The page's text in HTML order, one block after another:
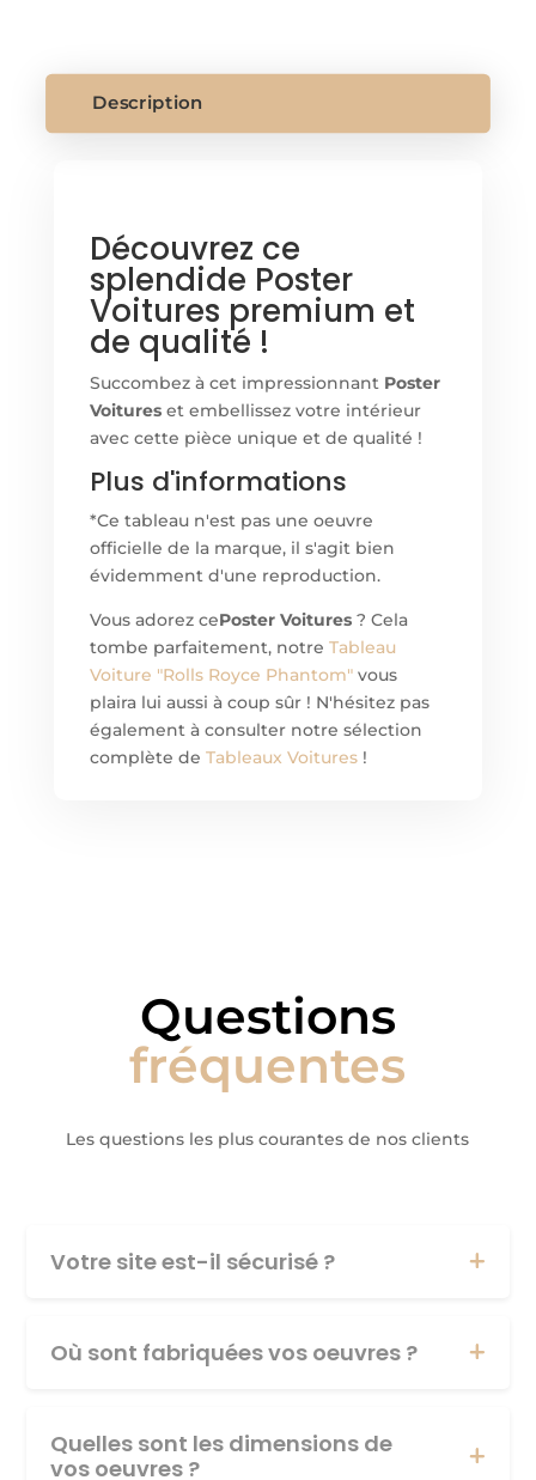
Description
Découvrez ce
splendide Poster
Voitures premium et
de qualité !
Succombez à cet impressionnant Poster
Voitureset embellissez votre intérieur
avec cette pièce unique et de qualité !
Plus d'informations
*Ce tableau n'est pas une oeuvre
officielle de la marque, il s'agit bien
évidemment d'une reproduction.
Vous adorez cePoster Voitures? Cela
tombe parfaitement, notre Tableau
Voiture "Rolls Royce Phantom"vous
plaira lui aussi à coup sûr ! N'hésitez pas
également à consulter notre sélection
complète de Tableaux Voitures!
Questions
fréquentes
Les questions les plus courantes de nos clients
Votre site est-il sécurisé ?
Où sont fabriquées vos oeuvres ?
Quelles sont les dimensions de
vos oeuvres ?